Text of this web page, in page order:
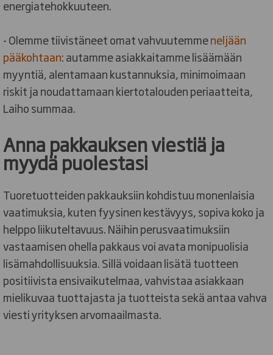
energiatehokkuuteen.
- Olemme tiivistäneet omat vahvuutemmeneljään
pääkohtaan: autamme asiakkaitamme lisäämään
myyntiä, alentamaan kustannuksia, minimoimaan
riskit ja noudattamaan kiertotalouden periaatteita,
Laiho summaa.
Anna pakkauksen viestiä ja
myydä puolestasi
Tuoretuotteiden pakkauksiin kohdistuu monenlaisia
vaatimuksia, kuten fyysinen kestävyys, sopiva koko ja
helppo liikuteltavuus. Näihin perusvaatimuksiin
vastaamisen ohella pakkaus voi avata monipuolisia
lisämahdollisuuksia. Sillä voidaan lisätä tuotteen
positiivista ensivaikutelmaa, vahvistaa asiakkaan
mielikuvaa tuottajasta ja tuotteista sekä antaa vahva
viesti yrityksen arvomaailmasta.